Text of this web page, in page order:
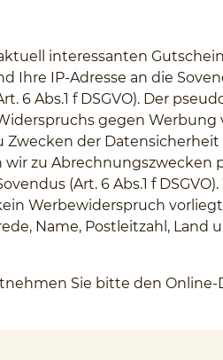
interessanten
IP-Adresse an die
6 Abs.1 f DSGVO). Der
gegen Werbung
Zwecken der
wir zu
(Art. 6 Abs.1 f
Werbewiderspruch vorliegt
Name, Postleitzahl, Land
Sie bitte den